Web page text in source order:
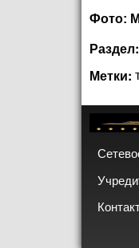
Фото:
Раздел:
Метки: